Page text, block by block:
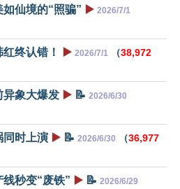
仙境的“照骗” ▶️ 2026/7/1
终认错！ ▶️ 2026/7/1 （38,972
异象大爆发 ▶️ 📝 2026/6/30
同时上演 ▶️ 📝 2026/6/30 （36,977
秒变“废铁” ▶️ 📝 2026/6/29